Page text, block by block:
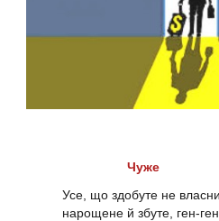
Чуже
Усе, що здобуте не
нарощене й збуте, ген-